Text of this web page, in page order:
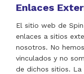
Enlaces
El sitio web de
enlaces a sitios
nosotros. No
vinculados y no
de dichos sitios. La